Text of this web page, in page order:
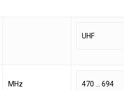
UHF
MHz 470 … 694